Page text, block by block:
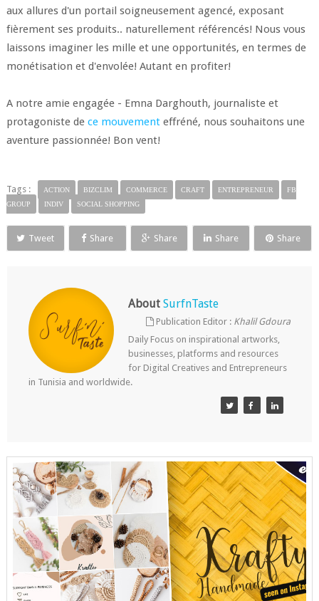
aux allures d'un portail soigneusement agencé, exposant
fièrement ses produits.. naturellement référencés! Nous vous
laissons imaginer les mille et une opportunités, en termes de
monétisation et d'envolée! Autant en profiter!
A notre amie engagée - Emna Darghouth, journaliste et
protagoniste de ce mouvementeffréné, nous souhaitons une
aventure passionnée! Bon vent!
Tags : ACTION BIZCLIM COMMERCE CRAFT ENTREPRENEUR
FB
GROUP
INDIV SOCIAL SHOPPING
Tweet Share Share Share Share
About SurfnTaste
Publication Editor : Khalil Gdoura
Daily Focus on inspirational artworks,
businesses, platforms and resources
for Digital Creatives and Entrepreneurs
in Tunisia and worldwide.